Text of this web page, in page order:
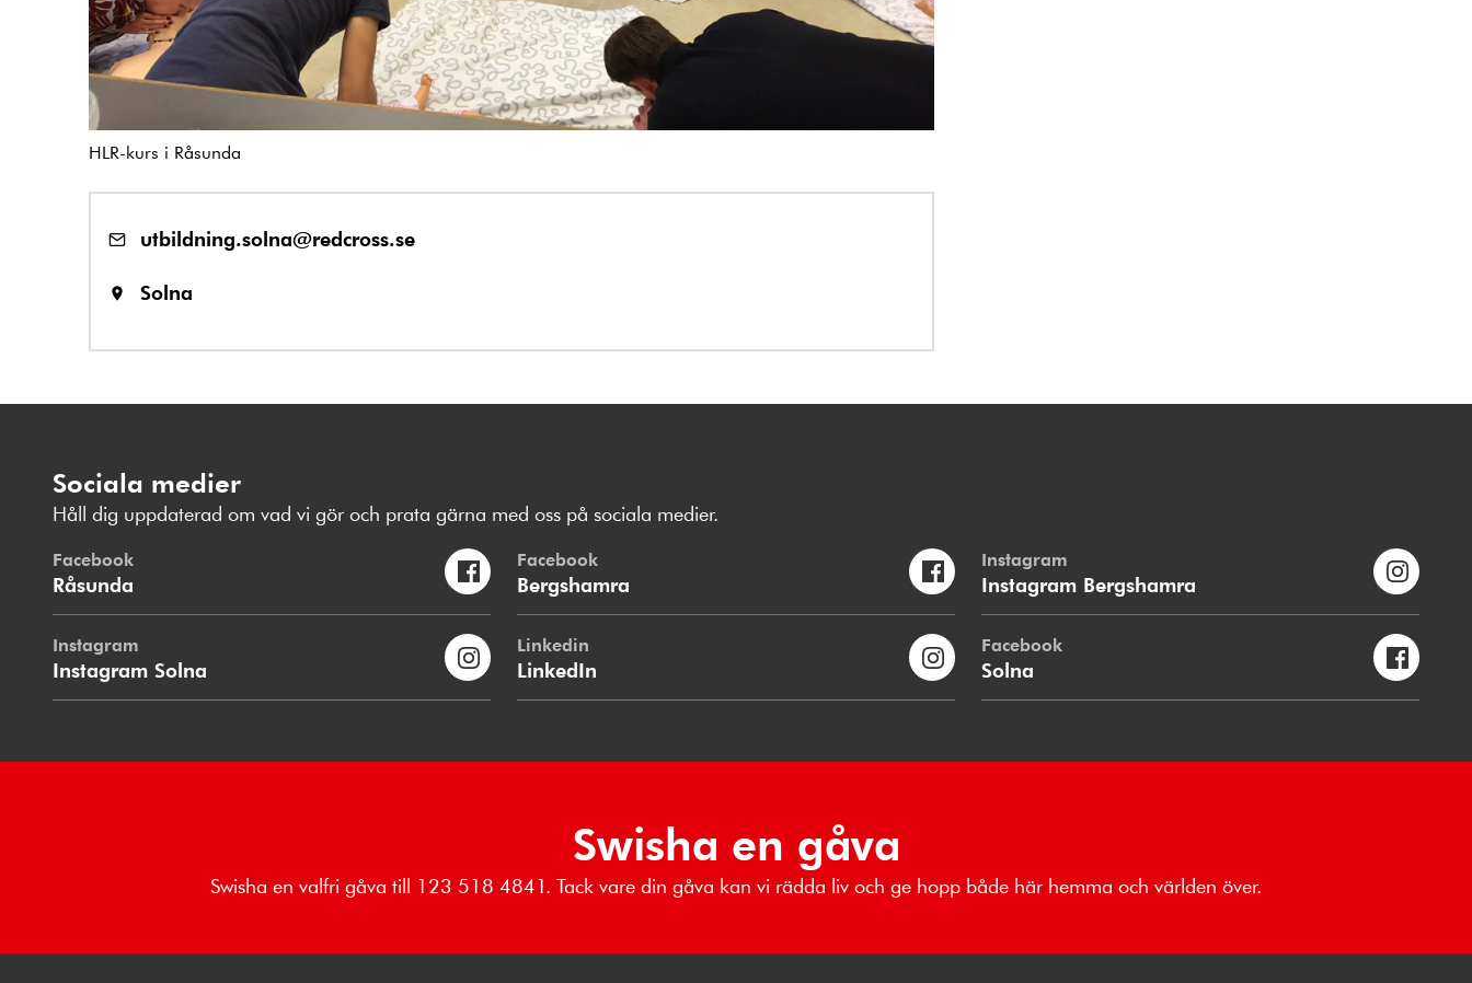
HLR-kurs i Råsunda
utbildning.solna@redcross.se
Solna
Sociala medier
Håll dig uppdaterad om vad vi gör och prata gärna med oss på sociala medier.
Facebook
Råsunda
Facebook
Bergshamra
Instagram
Instagram Bergshamra
Instagram
Instagram Solna
Linkedin
LinkedIn
Facebook
Solna
Swisha en gåva
Swisha en valfri gåva till 123 518 4841. Tack vare din gåva kan vi rädda liv och ge hopp både här hemma och världen över.